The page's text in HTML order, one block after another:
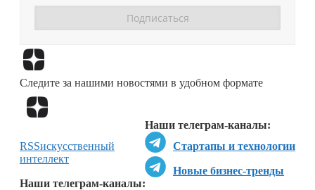
Следите за нашими новостями в удобном формате
Наши телеграм-каналы:
Стартапы и технологии
Новые бизнес-тренды
Наши телеграм-каналы:
RSSискусственный
интеллект